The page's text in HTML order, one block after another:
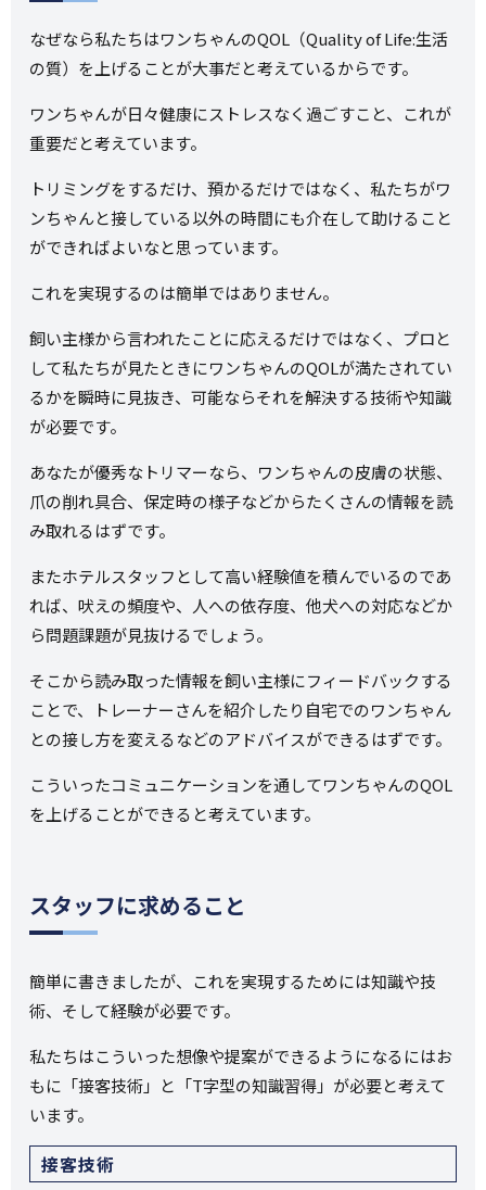
なぜなら私たちはワンちゃんのQOL（Quality of Life:生活
の質）を上げることが大事だと考えているからです。
ワンちゃんが日々健康にストレスなく過ごすこと、これが
重要だと考えています。
トリミングをするだけ、預かるだけではなく、私たちがワ
ンちゃんと接している以外の時間にも介在して助けること
ができればよいなと思っています。
これを実現するのは簡単ではありません。
飼い主様から言われたことに応えるだけではなく、プロと
して私たちが見たときにワンちゃんのQOLが満たされてい
るかを瞬時に見抜き、可能ならそれを解決する技術や知識
が必要です。
あなたが優秀なトリマーなら、ワンちゃんの皮膚の状態、
爪の削れ具合、保定時の様子などからたくさんの情報を読
み取れるはずです。
またホテルスタッフとして高い経験値を積んでいるのであ
れば、吠えの頻度や、人への依存度、他犬への対応などか
ら問題課題が見抜けるでしょう。
そこから読み取った情報を飼い主様にフィードバックする
ことで、トレーナーさんを紹介したり自宅でのワンちゃん
との接し方を変えるなどのアドバイスができるはずです。
こういったコミュニケーションを通してワンちゃんのQOL
を上げることができると考えています。
スタッフに求めること
簡単に書きましたが、これを実現するためには知識や技
術、そして経験が必要です。
私たちはこういった想像や提案ができるようになるにはお
もに「接客技術」と「T字型の知識習得」が必要と考えて
います。
接客技術